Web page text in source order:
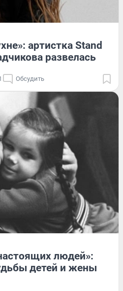
артистка Stand
развелась
Обсудить
людей»:
детей и жены